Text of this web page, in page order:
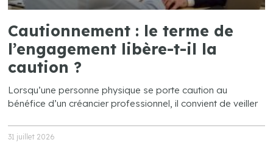
Cautionnement : le terme de
l’engagement libère-t-il la
caution ?
Lorsqu’une personne physique se porte caution au
bénéfice d’un créancier professionnel, il convient de veiller
31 juillet 2026